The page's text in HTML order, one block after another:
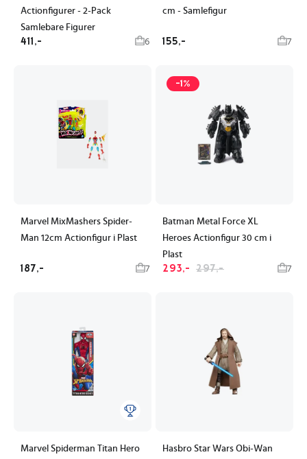
Actionfigurer - 2-Pack
Samlebare Figurer
411,- 6
cm - Samlefigur
155,- 7
Marvel MixMashers Spider-
Man 12cm Actionfigur i Plast
187,- 7
-1%
Batman Metal Force XL
Heroes Actionfigur 30 cm i
Plast
293,- 297,- 7
Marvel Spiderman Titan Hero
Hasbro Star Wars Obi-Wan